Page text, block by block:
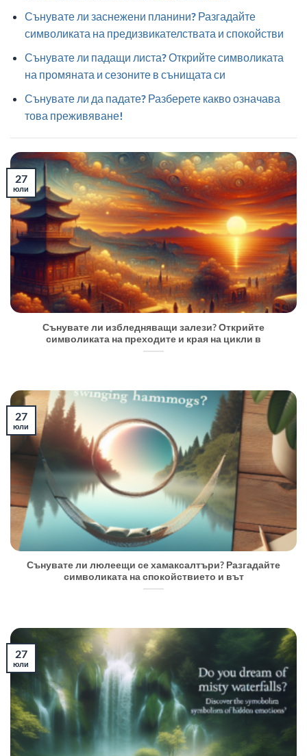
Сънувате ли заснежени планини? Разгадайте
символиката на предизвикателствата и спокойстви
Сънувате ли падащи листа? Открийте символиката
на промяната и сезоните в сънищата си
Сънувате ли да падате? Разберете какво означава
това преживяване!
Сънувате ли избледняващи залези? Открийте
символиката на преходите и края на цикли в
27
юли
Сънувате ли люлеещи се хамаксалтъри? Разгадайте
символиката на спокойствието и вът
27
юли
27
юли